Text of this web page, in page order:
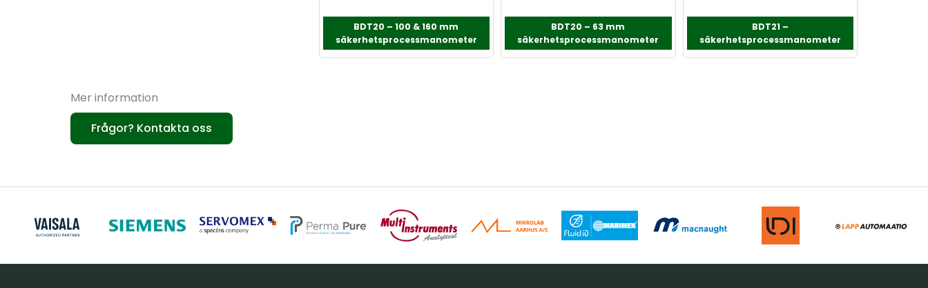
BDT20 – 100 & 160 mm
säkerhetsprocessmanometer
BDT20 – 63 mm
säkerhetsprocessmanometer
BDT21 –
säkerhetsprocessmanometer
Mer information
Frågor? Kontakta oss